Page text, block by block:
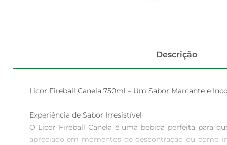
Descrição
Licor Fireball Canela 750ml – Um Sabor Marcante e
Experiência de Sabor Irresistível
O Licor Fireball Canela é uma bebida perfeita para
apreciado em momentos de descontração ou como